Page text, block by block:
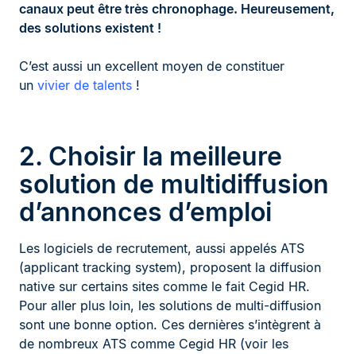
canaux peut être très chronophage. Heureusement,
des solutions existent !
C’est aussi un excellent moyen de constituer
un vivier de talents !
2. Choisir la meilleure
solution de multidiffusion
d’annonces d’emploi
Les logiciels de recrutement, aussi appelés ATS
(applicant tracking system), proposent la diffusion
native sur certains sites comme le fait Cegid HR.
Pour aller plus loin, les solutions de multi-diffusion
sont une bonne option. Ces dernières s’intègrent à
de nombreux ATS comme Cegid HR (voir les